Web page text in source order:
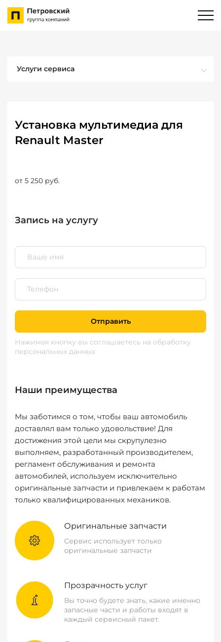
Услуги сервиса
Установка мультимедиа для
Renault Master
от 5 250 руб.
Запись на услугу
Отправить
Нажимая кнопку вы соглашаетесь на обработку
персональных данных
Наши преимущества
Мы заботимся о том, чтобы ваш автомобиль
доставлял вам только удовольствие! Для
достижения этой цели мы скрупулезно
выполняем, разработанный производителем,
регламент обслуживания и ремонта
автомобилей, используем исключительно
оригинальные запчасти и привлекаем к работам
только квалифицированных механиков.
Оригинальные запчасти
Сервис использует только
оригинальные запчасти
Прозрачность услуг
Вы точно будете знать, какие именно
запасные части и работы входят в
каждый сервисный пакет.